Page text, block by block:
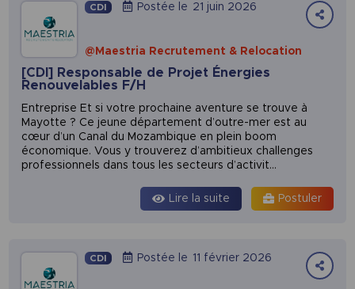
CDI Postée le 21 juin 2026
@Maestria Recrutement & Relocation
[CDI] Responsable de Projet Énergies
Renouvelables F/H
Entreprise Et si votre prochaine aventure se trouve à
Mayotte ? Ce jeune département d’outre-mer est au
cœur d’un Canal du Mozambique en plein boom
économique. Vous y trouverez d’ambitieux challenges
professionnels dans tous les secteurs d’activit...
Lire la suite Postuler
CDI Postée le 11 février 2026